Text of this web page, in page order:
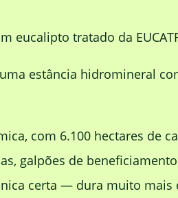
eucalipto tratado da
estância hidromineral
com 6.100 hectares de
galpões de
certa — dura muito